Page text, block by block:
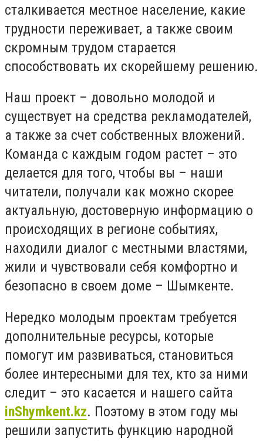
сталкивается местное население, какие
трудности переживает, а также своим
скромным трудом старается
способствовать их скорейшему решению.
Наш проект – довольно молодой и
существует на средства рекламодателей,
а также за счет собственных вложений.
Команда с каждым годом растет – это
делается для того, чтобы вы – наши
читатели, получали как можно скорее
актуальную, достоверную информацию о
происходящих в регионе событиях,
находили диалог с местными властями,
жили и чувствовали себя комфортно и
безопасно в своем доме – Шымкенте.
Нередко молодым проектам требуется
дополнительные ресурсы, которые
помогут им развиваться, становиться
более интересными для тех, кто за ними
следит – это касается и нашего сайта
inShymkent.kz. Поэтому в этом году мы
решили запустить функцию народной